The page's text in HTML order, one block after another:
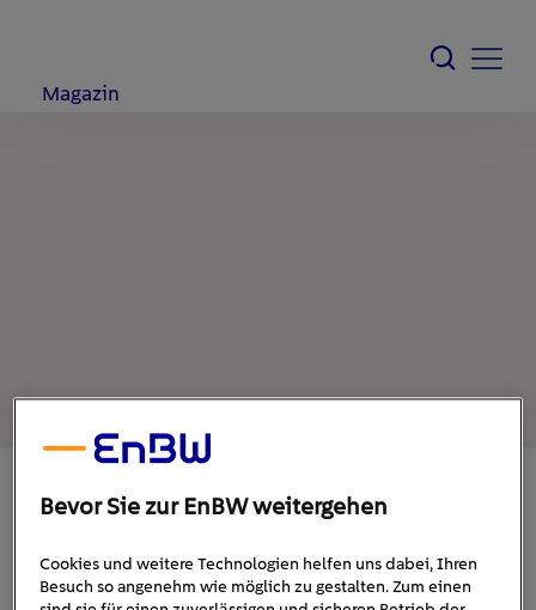
Magazin
Bevor Sie zur EnBW weitergehen
Cookies und weitere Technologien helfen uns dabei, Ihren
Besuch so angenehm wie möglich zu gestalten. Zum einen